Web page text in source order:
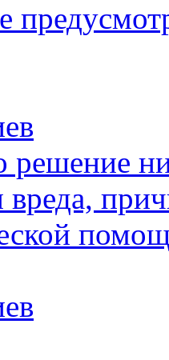
решение